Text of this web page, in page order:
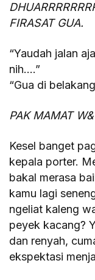
FIRASAT GUA.
“Yaudah jalan
nih….”
“Gua di
PAK MAMAT
Kesel banget
kepala porter.
bakal merasa
kamu lagi
ngeliat kaleng
peyek kacang?
dan renyah,
ekspektasi